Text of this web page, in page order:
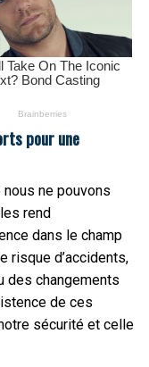
pour une
ne pouvons
rend
dans le champ
risque d’accidents,
des changements
de ces
sécurité et celle